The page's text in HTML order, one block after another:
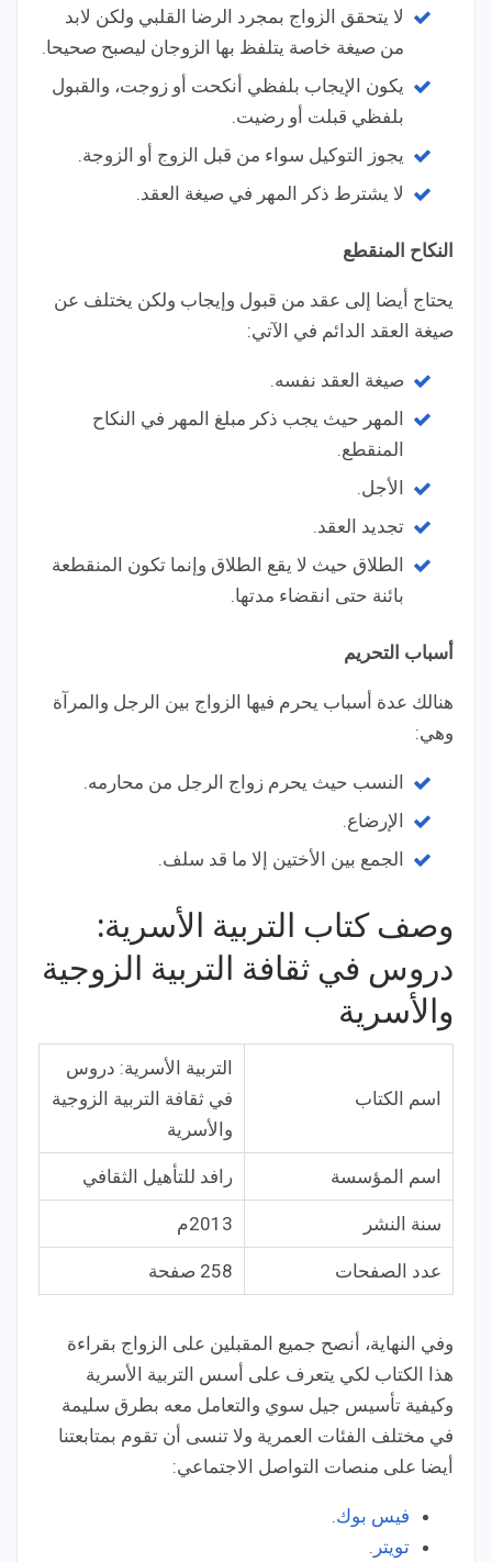
لا يتحقق الزواج بمجرد الرضا القلبي ولكن لابد
من صيغة خاصة يتلفظ بها الزوجان ليصبح صحيحا.
يكون الإيجاب بلفظي أنكحت أو زوجت، والقبول
بلفظي قبلت أو رضيت.
يجوز التوكيل سواء من قبل الزوج أو الزوجة.
لا يشترط ذكر المهر في صيغة العقد.
النكاح المنقطع
يحتاج أيضا إلى عقد من قبول وإيجاب ولكن يختلف عن
صيغة العقد الدائم في الآتي:
صيغة العقد نفسه.
المهر حيث يجب ذكر مبلغ المهر في النكاح
المنقطع.
الأجل.
تجديد العقد.
الطلاق حيث لا يقع الطلاق وإنما تكون المنقطعة
بائنة حتى انقضاء مدتها.
أسباب التحريم
هنالك عدة أسباب يحرم فيها الزواج بين الرجل والمرآة
وهي:
النسب حيث يحرم زواج الرجل من محارمه.
الإرضاع.
الجمع بين الأختين إلا ما قد سلف.
وصف كتاب التربية الأسرية:
دروس في ثقافة التربية الزوجية
والأسرية
اسم الكتاب
التربية الأسرية: دروس
في ثقافة التربية الزوجية
والأسرية
اسم المؤسسة رافد للتأهيل الثقافي
سنة النشر 2013م
عدد الصفحات 258 صفحة
وفي النهاية، أنصح جميع المقبلين على الزواج بقراءة
هذا الكتاب لكي يتعرف على أسس التربية الأسرية
وكيفية تأسيس جيل سوي والتعامل معه بطرق سليمة
في مختلف الفئات العمرية ولا تنسى أن تقوم بمتابعتنا
أيضا على منصات التواصل الاجتماعي:
فيس بوك.
تويتر .